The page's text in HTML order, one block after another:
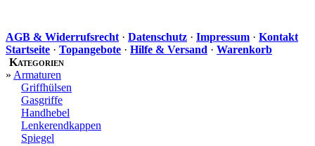
AGB & Widerrufsrecht · Datenschutz · Impressum · Kontakt
Startseite · Topangebote · Hilfe & Versand · Warenkorb
Kategorien
» Armaturen
Griffhülsen
Gasgriffe
Handhebel
Lenkerendkappen
Spiegel